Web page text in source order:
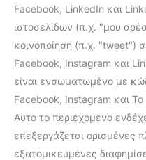
Facebook, LinkedIn και
ιστοσελίδων (π.χ. "μου
κοινοποίηση (π.χ. "tweet")
Facebook, Instagram και
είναι ενσωματωμένο με
Facebook, Instagram και
Αυτό το περιεχόμενο
επεξεργάζεται ορισμένες
εξατομικευμένες